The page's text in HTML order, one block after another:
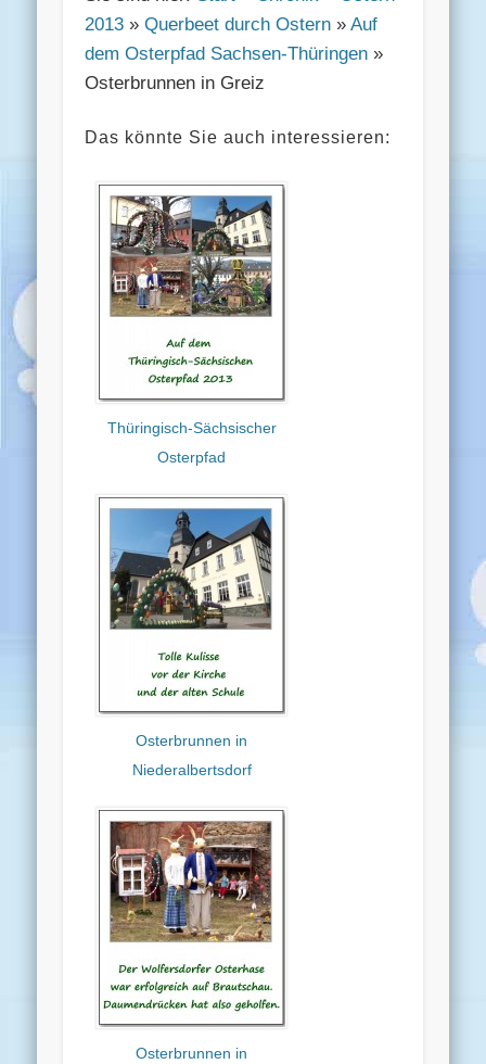
2013 »Querbeet durch Ostern »Auf
dem Osterpfad Sachsen-Thüringen »
Osterbrunnen in Greiz
Das könnte Sie auch interessieren:
Thüringisch-Sächsischer
Osterpfad
Osterbrunnen in
Niederalbertsdorf
Osterbrunnen in